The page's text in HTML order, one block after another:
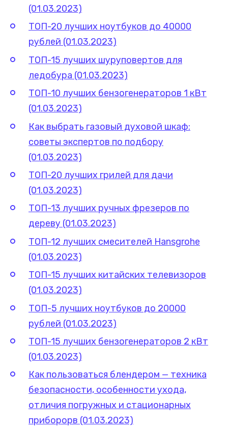
(01.03.2023)
ТОП-20 лучших ноутбуков до 40000
рублей (01.03.2023)
ТОП-15 лучших шуруповертов для
ледобура (01.03.2023)
ТОП-10 лучших бензогенераторов 1 кВт
(01.03.2023)
Как выбрать газовый духовой шкаф:
советы экспертов по подбору
(01.03.2023)
ТОП-20 лучших грилей для дачи
(01.03.2023)
ТОП-13 лучших ручных фрезеров по
дереву (01.03.2023)
ТОП-12 лучших смесителей Hansgrohe
(01.03.2023)
ТОП-15 лучших китайских телевизоров
(01.03.2023)
ТОП-5 лучших ноутбуков до 20000
рублей (01.03.2023)
ТОП-15 лучших бензогенераторов 2 кВт
(01.03.2023)
Как пользоваться блендером — техника
безопасности, особенности ухода,
отличия погружных и стационарных
приборорв (01.03.2023)